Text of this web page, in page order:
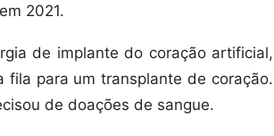
2021.
de implante do coração artificial,
fila para um transplante de coração.
de doações de sangue.